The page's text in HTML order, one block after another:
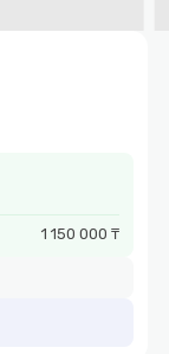
1 150 000 ₸